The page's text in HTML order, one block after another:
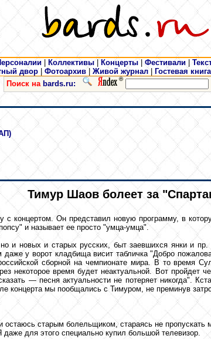
Коллективы Концерты Фестивали
двор| Фотоархив Живой журнал Гостевая книга
Поиск на bards.ru:
Тимур Шаов болеет за
Он представил новую программу, в
и называет ее просто "умца-умца".
и новых и старых русских, быт заевшихся янки и
у ворот кладбища висит табличка "Добро
сборной на чемпионате мира. В то время
некоторое время будет неактуальной. Вот пройдет
— песня актуальности не потеряет никогда".
концерта мы пообщались с Тимуром, не преминув
старым болельщиком, стараясь не пропускать
для этого специально купил большой телевизор.